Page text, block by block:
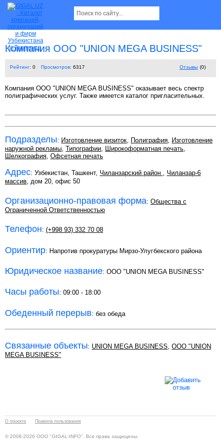
Компания ООО "UNION MEGA BUSINESS"
Рейтинг: 0 Просмотров: 6317 Отзывы (0)
Компания ООО "UNION MEGA BUSINESS" оказывает весь спектр
полиграфических услуг. Также имеется каталог пригласительных.
Подразделы: Изготовление визиток, Полиграфия, Изготовление
наружной рекламы, Типографии, Широкоформатная печать,
Шелкография, Офсетная печать
Адрес: Узбекистан, Ташкент, Чиланзарский район , Чиланзар-6
массив, дом 20, офис 50
Организационно-правовая форма: Общества с
Ограниченной Ответственностью
Телефон: (+998 93) 332 70 08
Ориентир: Напротив прокуратуры Мирзо-Улугбекского района
Юридическое название: ООО "UNION MEGA BUSINESS"
Часы работы: 09:00 - 18:00
Обеденный перерыв: без обеда
Связанные объекты: UNION MEGA BUSINESS ООО "UNION
MEGA BUSINESS"
О проекте Правила пользования
© 2008-2026 ООО "GIGAL-INFO". Все права защищены.